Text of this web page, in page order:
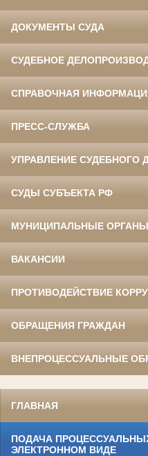
ДОКУМЕНТЫ СУДА
СУДЕБНОЕ
СПРАВОЧНАЯ
ПРЕСС-СЛУЖБА
УПРАВЛЕНИЕ СУДЕБНОГО
СУДЫ СУБЪЕКТА РФ
МУНИЦИПАЛЬНЫЕ
ВАКАНСИИ
ПРОТИВОДЕЙСТВИЕ
ОБРАЩЕНИЯ ГРАЖДАН
ВНЕПРОЦЕССУАЛЬНЫЕ
ГЛАВНАЯ
ПОДАЧА
ЭЛЕКТРОННОМ ВИДЕ